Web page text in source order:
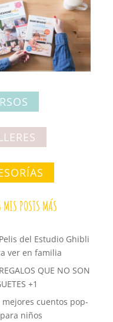
POSTS MÁS
del Estudio Ghibli
ver en familia
QUE NO SON
+1
mejores cuentos pop-
niños